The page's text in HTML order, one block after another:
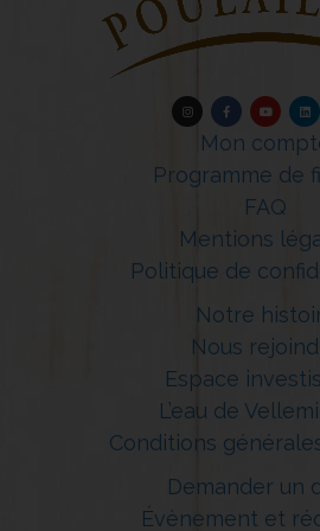
Mon
Programme de
FAQ
Mentions
Politique de
Notre
Nous
Espace
L’eau de
Conditions
Demander un
Évènement et